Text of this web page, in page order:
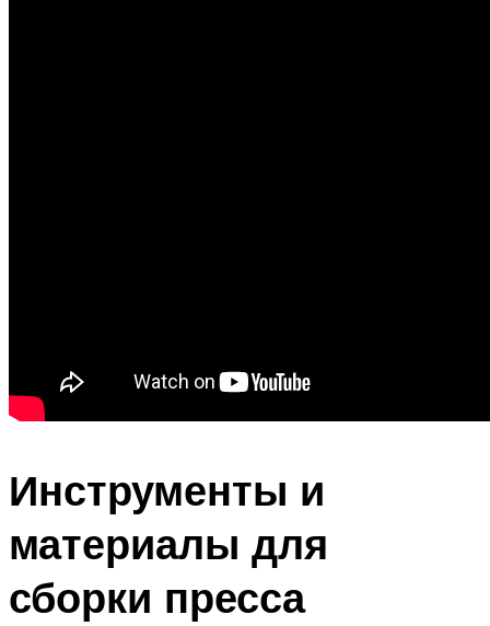
Инструменты и
материалы для
сборки пресса